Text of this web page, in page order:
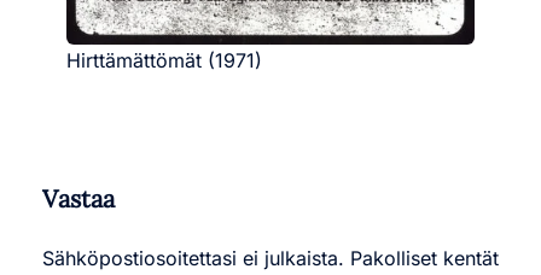
Hirttämättömät (1971)
Vastaa
Sähköpostiosoitettasi ei julkaista. Pakolliset kentät